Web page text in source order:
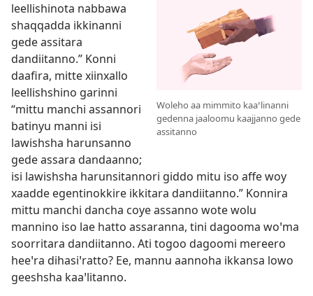
Woleho aa mimmito kaaꞌlinanni
gedenna jaaloomu kaajjanno gede
assitanno
leellishinota nabbawa
shaqqadda ikkinanni
gede assitara
dandiitanno.” Konni
daafira, mitte xiinxallo
leellishshino garinni
“mittu manchi assannori
batinyu manni isi
lawishsha harunsanno
gede assara dandaanno;
isi lawishsha harunsitannori giddo mitu iso affe woy
xaadde egentinokkire ikkitara dandiitanno.” Konnira
mittu manchi dancha coye assanno wote wolu
mannino iso lae hatto assaranna, tini dagooma woꞌma
soorritara dandiitanno. Ati togoo dagoomi mereero
heeꞌra dihasiꞌratto? Ee, mannu aannoha ikkansa lowo
geeshsha kaaꞌlitanno.